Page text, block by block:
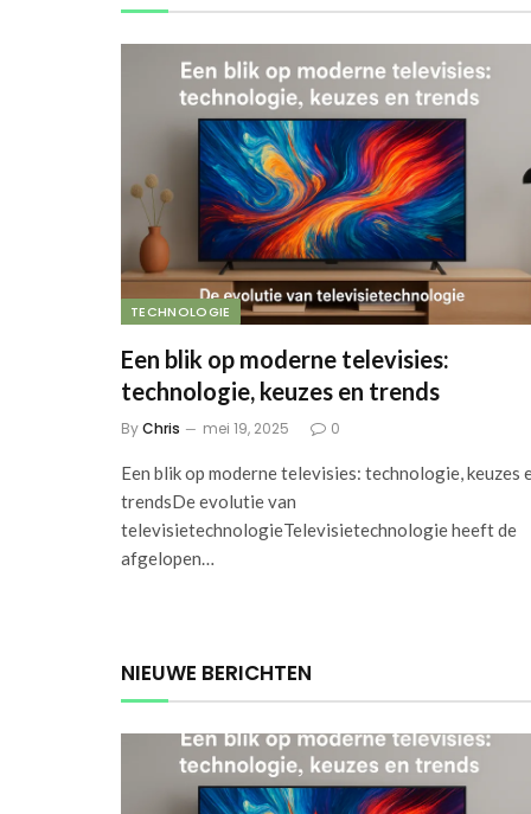
TECHNOLOGIE
Een blik op moderne televisies:
technologie, keuzes en trends
ByChris mei 19, 2025 0
Een blik op moderne televisies: technologie, keuzes
trendsDe evolutie van
televisietechnologieTelevisietechnologie heeft de
afgelopen…
NIEUWE BERICHTEN